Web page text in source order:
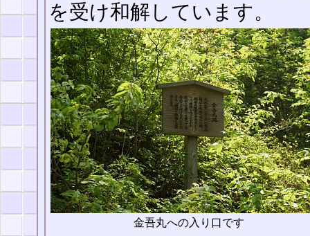
を受け和解しています。
金吾丸への入り口です